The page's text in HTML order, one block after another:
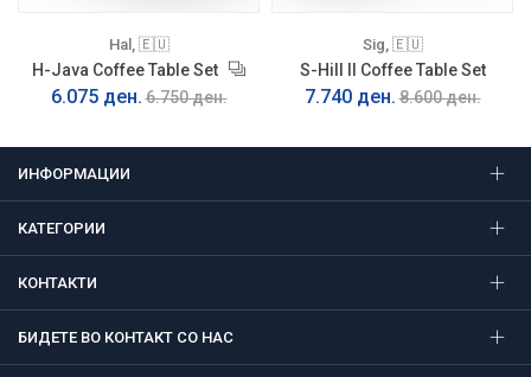
Hal, 🇪🇺
H-Java Coffee Table Set
6.075 ден. 6.750 ден.
Sig, 🇪🇺
S-Hill II Coffee Table Set
7.740 ден. 8.600 ден.
ИНФОРМАЦИИ
КАТЕГОРИИ
КОНТАКТИ
БИДЕТЕ ВО КОНТАКТ СО НАС